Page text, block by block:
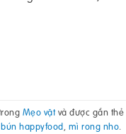
Mẹo vặtvà được gắn thẻ
happyfood, mì rong nho.